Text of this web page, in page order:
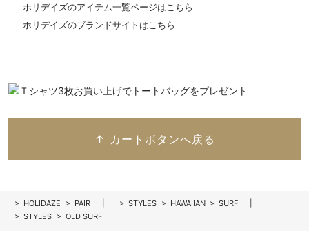
ホリデイズのアイテム一覧ページはこちら
ホリデイズのブランドサイトはこちら
↑ カートボタンへ戻る
> HOLIDAZE > PAIR >STYLES > HAWAIIAN > SURF
>STYLES > OLD SURF